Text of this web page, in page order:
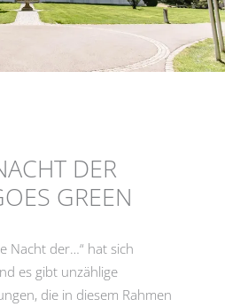
DER
GREEN
Nacht der…“ hat sich
es gibt unzählige
die in diesem Rahmen